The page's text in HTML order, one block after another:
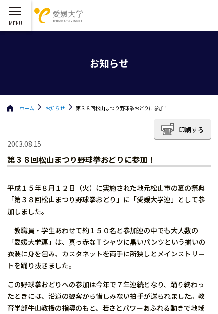
お知らせ
ホーム お知らせ 第３８回松山まつり野球拳おどりに参加！
印刷する
2003.08.15
第３８回松山まつり野球拳おどりに参加！
平成１５年８月１２日（火）に実施された地元松山市の夏の祭典
「第３８回松山まつり野球拳おどり」に「愛媛大学連」として参
加しました。
教職員・学生あわせて約１５０名と参加連の中でも大人数の
「愛媛大学連」は、真っ赤なＴシャツに黒いパンツという揃いの
衣装に身を包み、カスタネットを両手に所狭しとメインストリー
トを踊り抜きました。
この野球拳おどりへの参加は今年で７年連続となり、踊り終わっ
たときには、沿道の観客から惜しみない拍手が送られました。教
育学部牛山教授の指導のもと、若さとパワーあふれる動きで地域